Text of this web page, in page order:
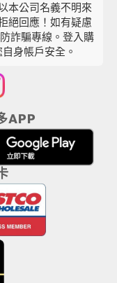
本公司名義不明來
絕回應！如有疑慮
詐騙專線。登入購
身帳戶安全。
APP